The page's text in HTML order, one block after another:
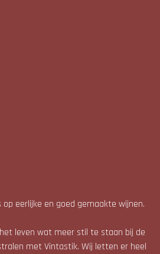
eerlijke en goed gemaakte wijnen.
leven wat meer stil te staan bij de
met Vintastik. Wij letten er heel